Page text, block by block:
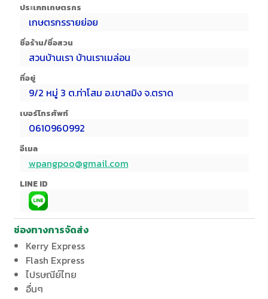
ประเภทเกษตรกร
เกษตรกรรายย่อย
ชื่อร้าน/ชื่อสวน
สวนบ้านเรา บ้านเราเมล่อน
ที่อยู่
9/2 หมู่ 3 ต.ท่าโสม อ.เขาสมิง จ.ตราด
เบอร์โทรศัพท์
0610960992
อีเมล
wpangpoo@gmail.com
LINE ID
ช่องทางการจัดส่ง
Kerry Express
Flash Express
ไปรษณีย์ไทย
อื่นๆ